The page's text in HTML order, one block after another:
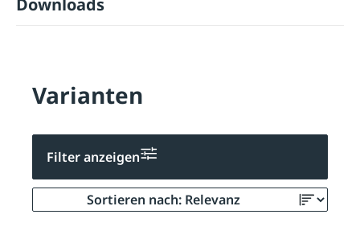
Downloads
Varianten
Filter anzeigen